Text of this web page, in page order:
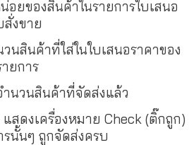
ยของสินค้าในรายการใบเสนอ
สั่งขาย
นสินค้าที่ใส่ในใบเสนอราคาของ
ยการ
ำนวนสินค้าที่จัดส่งแล้ว
สดงเครื่องหมาย Check (ติ๊กถูก)
นั้นๆ ถูกจัดส่งครบ